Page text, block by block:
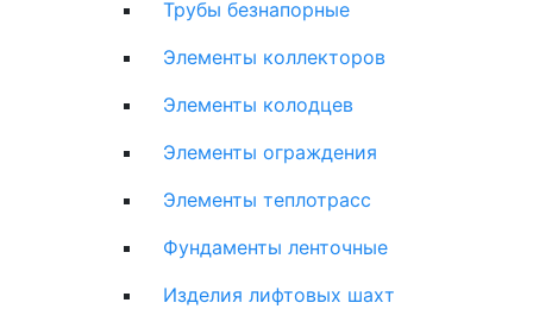
Трубы безнапорные
Элементы коллекторов
Элементы колодцев
Элементы ограждения
Элементы теплотрасс
Фундаменты ленточные
Изделия лифтовых шахт